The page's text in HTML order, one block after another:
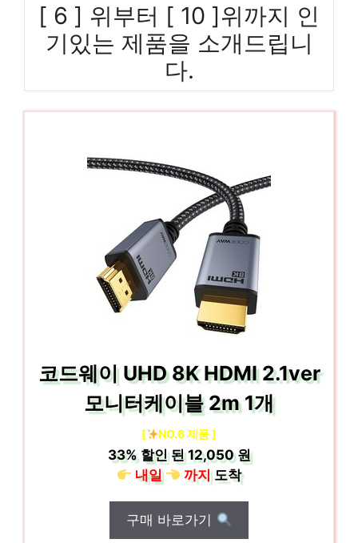
[ 6 ] 위부터 [ 10 ]위까지 인
기있는 제품을 소개드립니
다.
코드웨이 UHD 8K HDMI 2.1ver
모니터케이블 2m 1개
[ NO.6 제품 ]
33%할인 된12,050 원
내일
까지도착
구매 바로가기